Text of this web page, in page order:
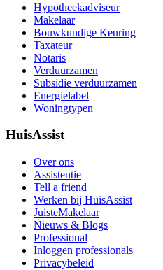
Hypotheekadviseur
Makelaar
Bouwkundige Keuring
Taxateur
Notaris
Verduurzamen
Subsidie verduurzamen
Energielabel
Woningtypen
HuisAssist
Over ons
Assistentie
Tell a friend
Werken bij HuisAssist
JuisteMakelaar
Nieuws & Blogs
Professional
Inloggen professionals
Privacybeleid